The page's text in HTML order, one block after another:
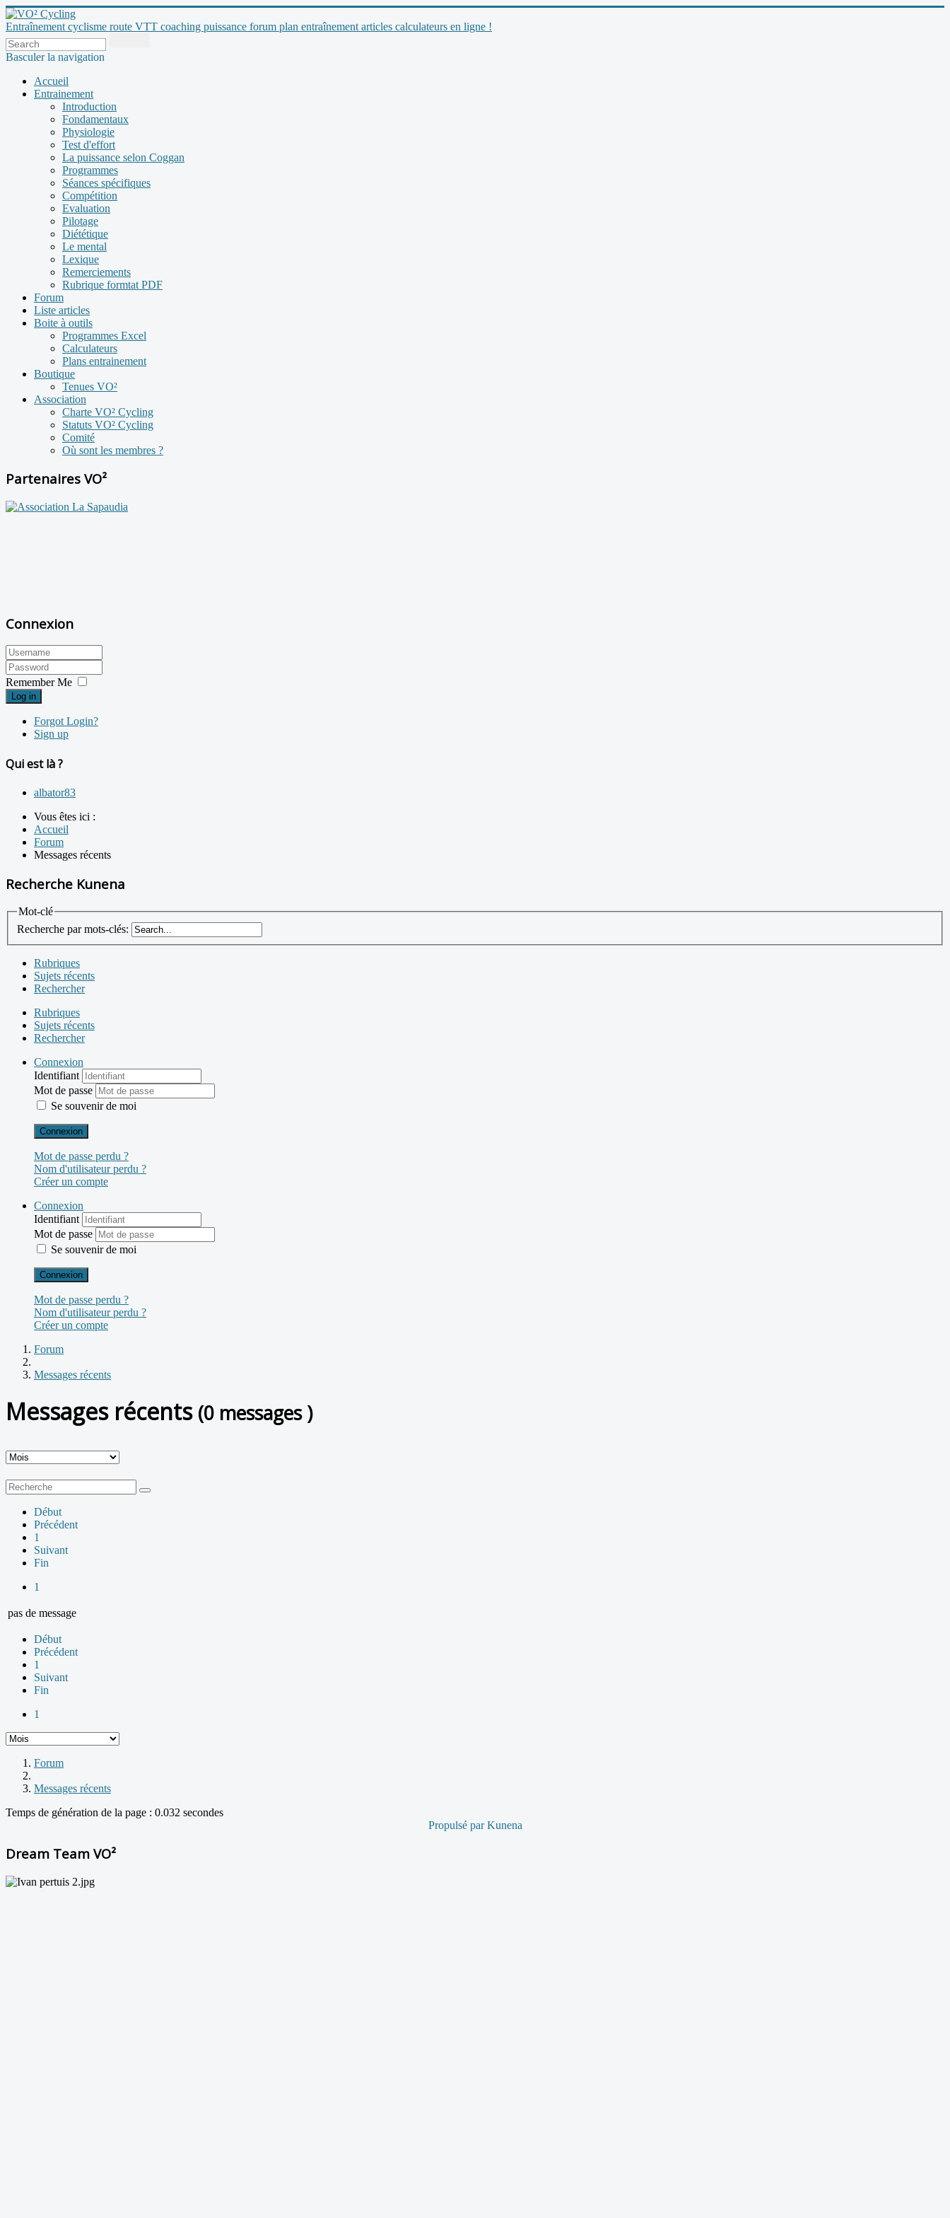
Entraînement cyclisme route VTT coaching puissance forum plan entraînement articles calculateurs en ligne !
Basculer la navigation
Accueil
Entrainement
Introduction
Fondamentaux
Physiologie
Test d'effort
La puissance selon Coggan
Programmes
Séances spécifiques
Compétition
Evaluation
Pilotage
Diététique
Le mental
Lexique
Remerciements
Rubrique formtat PDF
Forum
Liste articles
Boite à outils
Programmes Excel
Calculateurs
Plans entrainement
Boutique
Tenues VO²
Association
Charte VO² Cycling
Statuts VO² Cycling
Comité
Où sont les membres ?
Partenaires VO²
Connexion
Remember Me
Log in
Forgot Login?
Sign up
Qui est là ?
albator83
Vous êtes ici :
Accueil
Forum
Messages récents
Recherche Kunena
Mot-clé
Recherche par mots-clés:
Rubriques
Sujets récents
Rechercher
Rubriques
Sujets récents
Rechercher
Connexion
Identifiant
Mot de passe
Se souvenir de moi
Connexion
Mot de passe perdu ?
Nom d'utilisateur perdu ?
Créer un compte
Connexion
Identifiant
Mot de passe
Se souvenir de moi
Connexion
Mot de passe perdu ?
Nom d'utilisateur perdu ?
Créer un compte
Forum
Messages récents
Messages récents (0 messages )
Début
Précédent
1
Suivant
Fin
1
pas de message
Début
Précédent
1
Suivant
Fin
1
Forum
Messages récents
Temps de génération de la page : 0.032 secondes
Propulsé parKunena
Dream Team VO²